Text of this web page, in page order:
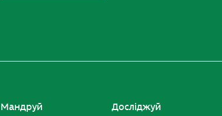
Мандруй Досліджуй